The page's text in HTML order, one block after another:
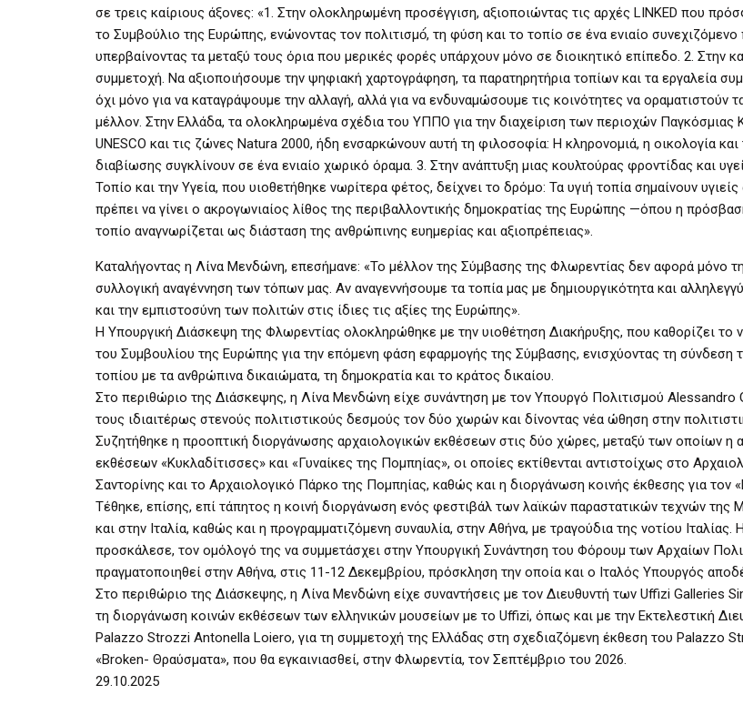
σε τρεις καίριους άξονες: «1. Στην ολοκληρωμένη προσέγγιση, αξιοποιώντας τις αρχές LINKED που
το Συμβούλιο της Ευρώπης, ενώνοντας τον πολιτισμό́, τη φύση και το τοπίο σε ένα ενιαίο συνεχιζόμενο
υπερβαίνοντας τα μεταξύ τους όρια που μερικές φορές υπάρχουν μόνο σε διοικητικό επίπεδο. 2. Στην
συμμετοχή. Να αξιοποιήσουμε την ψηφιακή χαρτογράφηση, τα παρατηρητήρια τοπίων και τα εργαλεία
όχι μόνο για να καταγράψουμε την αλλαγή, αλλά για να ενδυναμώσουμε τις κοινότητες να οραματιστούν
μέλλον. Στην Ελλάδα, τα ολοκληρωμένα σχέδια του ΥΠΠΟ για την διαχείριση των περιοχών Παγκόσμιας
UNESCO και τις ζώνες Natura 2000, ήδη ενσαρκώνουν αυτή τη φιλοσοφία: Η κληρονομιά, η οικολογία και
διαβίωσης συγκλίνουν σε ένα ενιαίο χωρικό όραμα. 3. Στην ανάπτυξη μιας κουλτούρας φροντίδας και
Τοπίο και την Υγεία, που υιοθετήθηκε νωρίτερα φέτος, δείχνει το δρόμο: Τα υγιή τοπία σημαίνουν
πρέπει να γίνει ο ακρογωνιαίος λίθος της περιβαλλοντικής δημοκρατίας της Ευρώπης —όπου η
τοπίο αναγνωρίζεται ως διάσταση της ανθρώπινης ευημερίας και αξιοπρέπειας».
Καταλήγοντας η Λίνα Μενδώνη, επεσήμανε: «Το μέλλον της Σύμβασης της Φλωρεντίας δεν αφορά μόνο
συλλογική αναγέννηση των τόπων μας. Αν αναγεννήσουμε τα τοπία μας με δημιουργικότητα και
και την εμπιστοσύνη των πολιτών στις ίδιες τις αξίες της Ευρώπης».
Η Υπουργική Διάσκεψη της Φλωρεντίας ολοκληρώθηκε με την υιοθέτηση Διακήρυξης, που καθορίζει το
του Συμβουλίου της Ευρώπης για την επόμενη φάση εφαρμογής της Σύμβασης, ενισχύοντας τη σύνδεση
τοπίου με τα ανθρώπινα δικαιώματα, τη δημοκρατία και το κράτος δικαίου.
Στο περιθώριο της Διάσκεψης, η Λίνα Μενδώνη είχε συνάντηση με τον Υπουργό Πολιτισμού Alessandro
τους ιδιαιτέρως στενούς πολιτιστικούς δεσμούς τον δύο χωρών και δίνοντας νέα ώθηση στην
Συζητήθηκε η προοπτική διοργάνωσης αρχαιολογικών εκθέσεων στις δύο χώρες, μεταξύ των οποίων η
εκθέσεων «Κυκλαδίτισσες» και «Γυναίκες της Πομπηίας», οι οποίες εκτίθενται αντιστοίχως στο
Σαντορίνης και το Αρχαιολογικό Πάρκο της Πομπηίας, καθώς και η διοργάνωση κοινής έκθεσης για τον
Τέθηκε, επίσης, επί τάπητος η κοινή διοργάνωση ενός φεστιβάλ των λαϊκών παραστατικών τεχνών της
και στην Ιταλία, καθώς και η προγραμματιζόμενη συναυλία, στην Αθήνα, με τραγούδια της νοτίου
προσκάλεσε, τον ομόλογό της να συμμετάσχει στην Υπουργική Συνάντηση του Φόρουμ των Αρχαίων
πραγματοποιηθεί στην Αθήνα, στις 11-12 Δεκεμβρίου, πρόσκληση την οποία και ο Ιταλός Υπουργός
Στο περιθώριο της Διάσκεψης, η Λίνα Μενδώνη είχε συναντήσεις με τον Διευθυντή των Uffizi Galleries
τη διοργάνωση κοινών εκθέσεων των ελληνικών μουσείων με το Uffizi, όπως και με την Εκτελεστική
Palazzo Strozzi Antonella Loiero, για τη συμμετοχή της Ελλάδας στη σχεδιαζόμενη έκθεση του Palazzo
«Broken- Θραύσματα», που θα εγκαινιασθεί, στην Φλωρεντία, τον Σεπτέμβριο του 2026.
29.10.2025